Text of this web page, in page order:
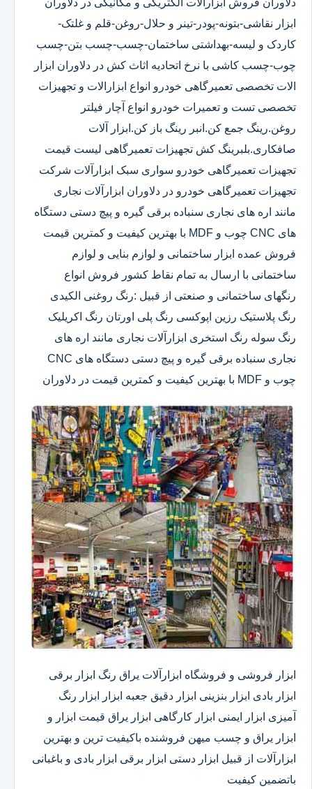
ابزار نقاشی-بتونه-پودر-تینر و حلال-روغن-قلم و غلتک-
کاردک و لیسه-بهداشتی ساختمان-چسب-چسب بتن-چسب
چوب-چسب کاشی با نرخ اتحادیه اثاث کش در دلاوران ابزار
الات تخصصی تعمیرگاهی خودرو انواع ابزارالات و تجهیزات
تخصصی تست و تعمیرات خودرو انواع آچار فیلتر
روغن.رینگ جمع کن.انبر رینگ باز کن.ابزار آلات
صافکاری.بلبرینگ کش تجهیزات تعمیرگاهی لیست قیمت
تجهیزات تعمیرگاهی خودرو سواری سبک ابزارآلات شرکت
تجهیزات تعمیرگاهی خودرو در دلاوران ابزارآلات نجاری
مانند اره های نجاری سنباده برقی گیره و پیچ دستی دستگاه
های CNC چوب و MDF با بهترین کیفیت و کمترین قیمت
فروش عمده ابزار ساختمانی و لوازم بنایی و لوازم
ساختمانی با ارسال به تمام نقاط کشور فروش انواع
رنگهای ساختمانی و صنعتی از قبیل :رنگ روغنی الکیدی
رنگ پلاستیک رزین اپوکسی رنگ پلی اورتان رنگ اکریلیک
رنگ سوله رنگ استخری ابزارآلات نجاری مانند اره های
نجاری سنباده برقی گیره و پیچ دستی دستگاه های CNC
چوب و MDF با بهترین کیفیت و کمترین قیمت در دلاوران
ابزار فروشی و فروشگاه ابزارآلات یراق رنگ ابزار برقی
ابزار بادی ابزار بنزینی ابزار دقیق​ جعبه ابزار ابزار رنگ
آمیزی ابزار ایمنی ابزار کارگاهی ابزار یراق قیمت ابزار و
ابزار یراق و چسب میهن فروشنده باکیفیت ترین و بهترین
ابزارآلات از قبیل ابزار دستی ابزار برقی ابزار بادی و باغبانی
باتضمین کیفیت